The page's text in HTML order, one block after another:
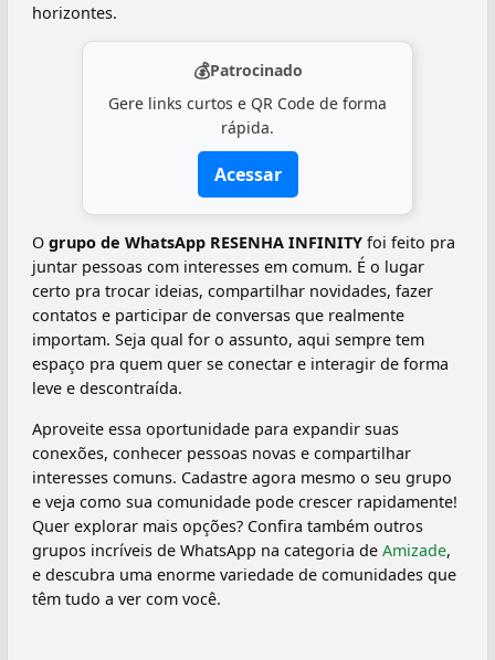
horizontes.
💰Patrocinado
Gere links curtos e QR Code de forma
rápida.
Acessar
O grupo de WhatsApp RESENHA INFINITY foi feito pra
juntar pessoas com interesses em comum. É o lugar
certo pra trocar ideias, compartilhar novidades, fazer
contatos e participar de conversas que realmente
importam. Seja qual for o assunto, aqui sempre tem
espaço pra quem quer se conectar e interagir de forma
leve e descontraída.
Aproveite essa oportunidade para expandir suas
conexões, conhecer pessoas novas e compartilhar
interesses comuns. Cadastre agora mesmo o seu grupo
e veja como sua comunidade pode crescer rapidamente!
Quer explorar mais opções? Confira também outros
grupos incríveis de WhatsApp na categoria de Amizade,
e descubra uma enorme variedade de comunidades que
têm tudo a ver com você.